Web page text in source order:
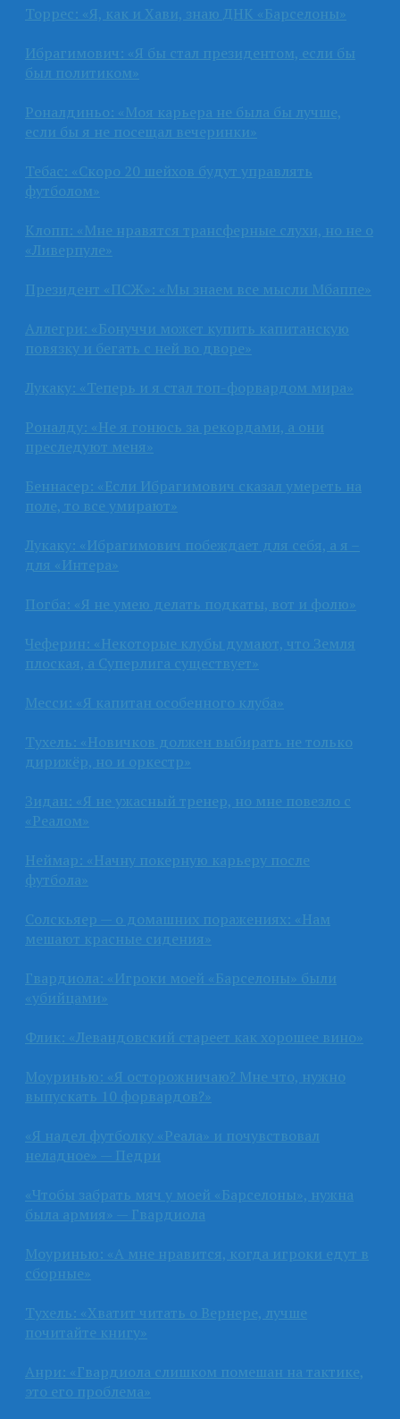
Торрес: «Я, как и Хави, знаю ДНК «Барселоны»
Ибрагимович: «Я бы стал президентом, если бы
был политиком»
Роналдиньо: «Моя карьера не была бы лучше,
если бы я не посещал вечеринки»
Тебас: «Скоро 20 шейхов будут управлять
футболом»
Клопп: «Мне нравятся трансферные слухи, но не о
«Ливерпуле»
Президент «ПСЖ»: «Мы знаем все мысли Мбаппе»
Аллегри: «Бонуччи может купить капитанскую
повязку и бегать с ней во дворе»
Лукаку: «Теперь и я стал топ-форвардом мира»
Роналду: «Не я гонюсь за рекордами, а они
преследуют меня»
Беннасер: «Если Ибрагимович сказал умереть на
поле, то все умирают»
Лукаку: «Ибрагимович побеждает для себя, а я –
для «Интера»
Погба: «Я не умею делать подкаты, вот и фолю»
Чеферин: «Некоторые клубы думают, что Земля
плоская, а Суперлига существует»
Месси: «Я капитан особенного клуба»
Тухель: «Новичков должен выбирать не только
дирижёр, но и оркестр»
Зидан: «Я не ужасный тренер, но мне повезло с
«Реалом»
Неймар: «Начну покерную карьеру после
футбола»
Солскьяер — о домашних поражениях: «Нам
мешают красные сидения»
Гвардиола: «Игроки моей «Барселоны» были
«убийцами»
Флик: «Левандовский стареет как хорошее вино»
Моуринью: «Я осторожничаю? Мне что, нужно
выпускать 10 форвардов?»
«Я надел футболку «Реала» и почувствовал
неладное» — Педри
«Чтобы забрать мяч у моей «Барселоны», нужна
была армия» — Гвардиола
Моуринью: «А мне нравится, когда игроки едут в
сборные»
Тухель: «Хватит читать о Вернере, лучше
почитайте книгу»
Анри: «Гвардиола слишком помешан на тактике,
это его проблема»